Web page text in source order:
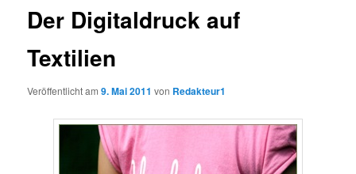
Der Digitaldruck auf
Textilien
Veröffentlicht am9. Mai 2011 von Redakteur1